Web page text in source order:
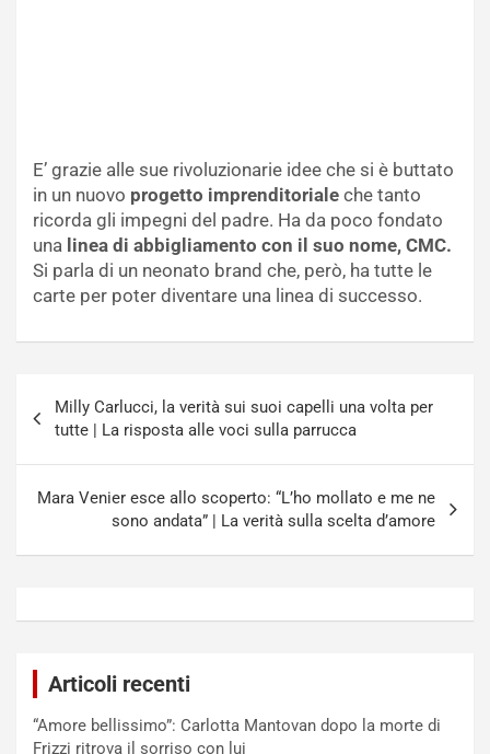
E’ grazie alle sue rivoluzionarie idee che si è buttato
in un nuovo progetto imprenditoriale che tanto
ricorda gli impegni del padre. Ha da poco fondato
una linea di abbigliamento con il suo nome, CMC.
Si parla di un neonato brand che, però, ha tutte le
carte per poter diventare una linea di successo.
articoli
Milly Carlucci, la verità sui suoi capelli una volta per
tutte | La risposta alle voci sulla parrucca
Mara Venier esce allo scoperto: “L’ho mollato e me ne
sono andata” | La verità sulla scelta d’amore
Articoli recenti
“Amore bellissimo”: Carlotta Mantovan dopo la morte di
Frizzi ritrova il sorriso con lui